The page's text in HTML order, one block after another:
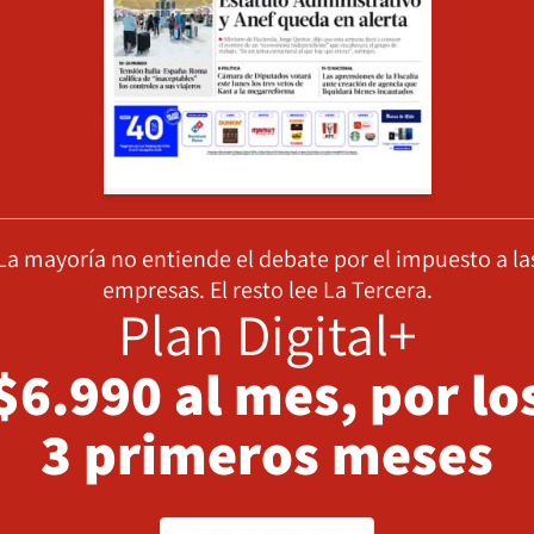
mayoría no entiende el debate por el impuesto a
empresas. El resto lee La Tercera.
Plan Digital+
al mes, por
3 primeros meses